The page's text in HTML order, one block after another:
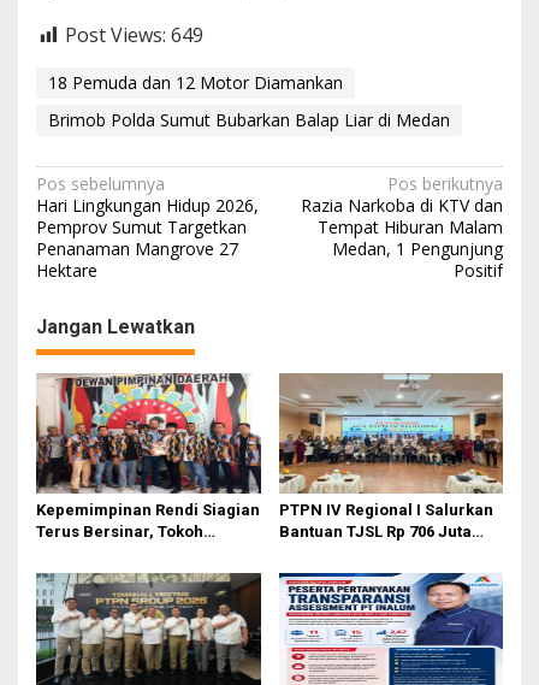
Post Views: 649
18 Pemuda dan 12 Motor Diamankan
Brimob Polda Sumut Bubarkan Balap Liar di Medan
N
a
v
g
a
s
i
p
o
s
Pos sebelumnya
Hari Lingkungan Hidup 2026,
Pemprov Sumut Targetkan
Penanaman Mangrove 27
Hektare
Pos berikutnya
Razia Narkoba di KTV dan
Tempat Hiburan Malam
Medan, 1 Pengunjung
Positif
Jangan Lewatkan
Kepemimpinan Rendi Siagian
Terus Bersinar, Tokoh
MJA Kota Medan
PTPN IV Regional I Salurkan
Bantuan TJSL Rp 706 Juta
Berkelanjutan